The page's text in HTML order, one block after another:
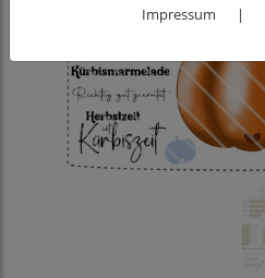
Impressum |